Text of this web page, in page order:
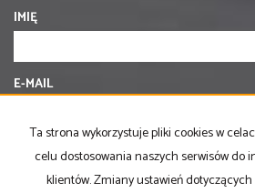
IMIĘ
E-MAIL
TELEFON KOMÓRKOWY
Ta strona wykorzystuje pliki cookies w
celu dostosowania naszych serwisów do
klientów. Zmiany ustawień